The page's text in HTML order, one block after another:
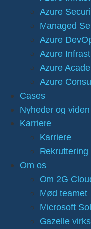
Azure
Managed
Azure
Azure
Azure
Azure
Cases
Nyheder og viden
Karriere
Karriere
Rekruttering
Om os
Om 2G
Mød teamet
Microsoft
Gazelle